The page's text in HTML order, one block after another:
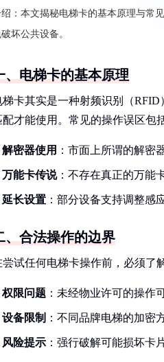
： 本文揭秘电梯卡的基本原理与常
坏公共设备。
、电梯卡的基本原理
梯卡其实是一种射频识别（
配才能使用。常见的操作误区包
解密器使用 ：市面上所谓的解密
万能卡传说：不存在真正的万能
延长设置 ：部分设备支持调整感
、合法操作的边界
尝试任何电梯卡操作前，必须了
权限问题 ：未经物业许可的操作
设备限制 ：不同品牌电梯的加密
风险提示 ：强行破解可能损坏卡